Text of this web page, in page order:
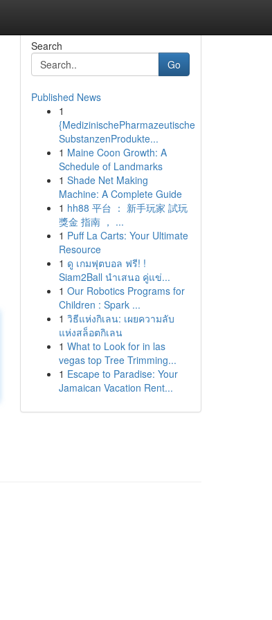
Search
Go
Published News
1
{MedizinischePharmazeutische
SubstanzenProdukte...
1 Maine Coon Growth: A
Schedule of Landmarks
1 Shade Net Making
Machine: A Complete Guide
1 hh88 平台 ： 新手玩家 試玩
獎金 指南 ， ...
1 Puff La Carts: Your Ultimate
Resource
1 ดู เกมฟุตบอล ฟรี! !
Siam2Ball นำเสนอ คู่แข่...
1 Our Robotics Programs for
Children : Spark ...
1 วิธีแห่งกิเลน: เผยความลับ
แห่งสล็อตกิเลน
1 What to Look for in las
vegas top Tree Trimming...
1 Escape to Paradise: Your
Jamaican Vacation Rent...